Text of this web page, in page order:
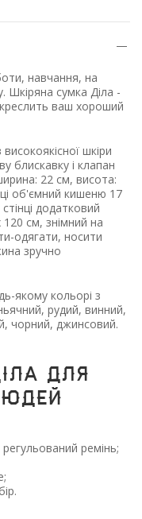
навчання, на
Шкіряна сумка Діла -
ваш хороший
шкіри
блискавку і клапан
22 см, висота:
об'ємний кишеню 17
додатковий
см, знімний на
одягати, носити
зручно
якому кольорі з
рудий, винний,
чорний, джинсовий.
для
ремінь;